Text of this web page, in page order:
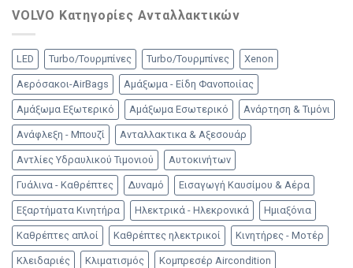
VOLVO Κατηγορίες Ανταλλακτικών
LED Turbo/Τουρμπίνες Turbo/Τουρμπίνες Xenon
Αερόσακοι-AirBags Αμάξωμα - Είδη Φανοποιίας
Αμάξωμα Εξωτερικό Αμάξωμα Εσωτερικό Ανάρτηση & Τιμόνι
Ανάφλεξη - Μπουζί Ανταλλακτικα & Αξεσουάρ
Αντλίες Υδραυλικού Τιμονιού Αυτοκινήτων
Γυάλινα - Καθρέπτες Δυναμό Εισαγωγή Καυσίμου & Αέρα
Εξαρτήματα Κινητήρα Ηλεκτρικά - Ηλεκρονικά Ημιαξόνια
Καθρέπτες απλοί Καθρέπτες ηλεκτρικοί Κινητήρες - Μοτέρ
Κλειδαριές Κλιματισμός Κομπρεσέρ Aircondition